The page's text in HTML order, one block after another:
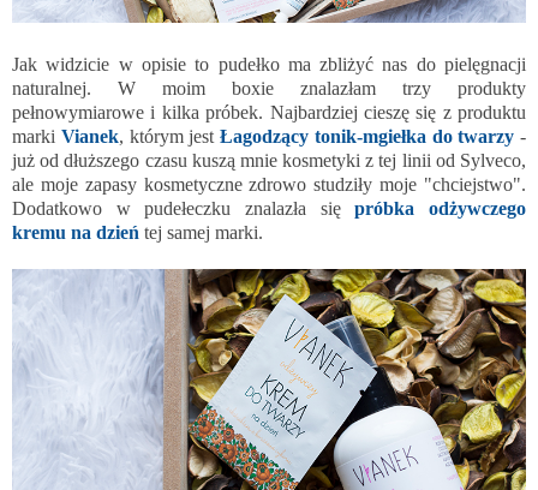
Jak widzicie w opisie to pudełko ma zbliżyć nas do pielęgnacji
naturalnej. W moim boxie znalazłam trzy produkty
pełnowymiarowe i kilka próbek. Najbardziej cieszę się z produktu
marki Vianek, którym jest Łagodzący tonik-mgiełka do twarzy -
już od dłuższego czasu kuszą mnie kosmetyki z tej linii od Sylveco,
ale moje zapasy kosmetyczne zdrowo studziły moje "chciejstwo".
Dodatkowo w pudełeczku znalazła siępróbka odżywczego
kremu na dzień tej samej marki.